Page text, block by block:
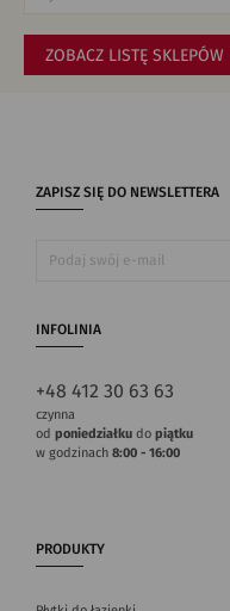
ZOBACZ LISTĘ SKLEPÓW
ZAPISZ SIĘ DO NEWSLETTERA
INFOLINIA
+48 412 30 63 63
czynna
od poniedziałku do piątku
w godzinach 8:00 - 16:00
PRODUKTY